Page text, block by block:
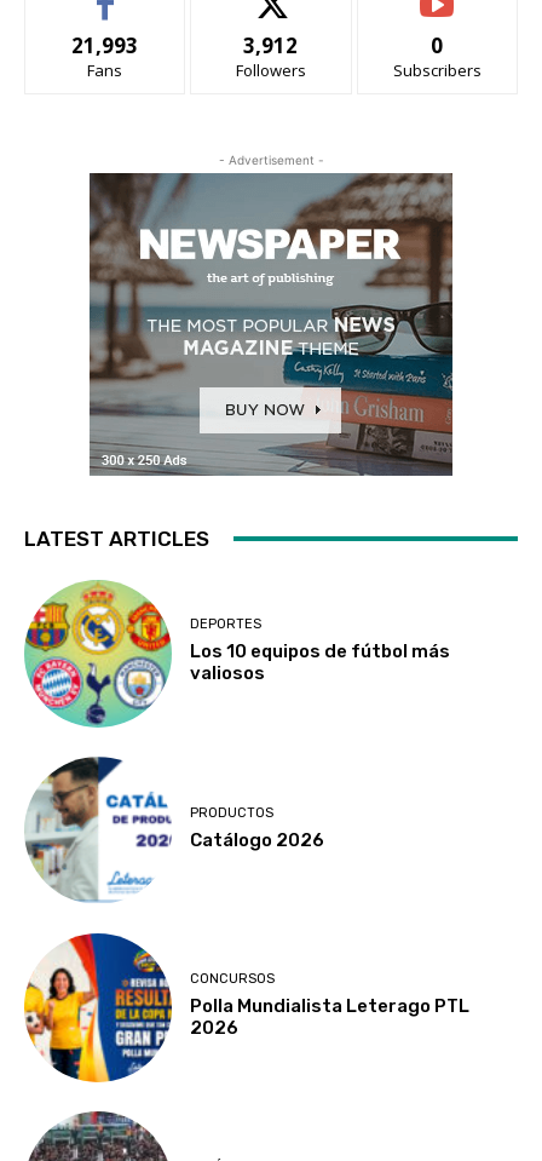
21,993
Fans
3,912
Followers
0
Subscribers
- Advertisement -
LATEST ARTICLES
DEPORTES
Los 10 equipos de fútbol más
valiosos
PRODUCTOS
Catálogo 2026
CONCURSOS
Polla Mundialista Leterago PTL
2026